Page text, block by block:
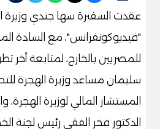
عقدت السفيرة سها جندي وزيرة
"فيديوكونفرانس"، مع السادة
للمصريين بالخارج، لمتابعة أخر
سليمان مساعد وزيرة الهجرة
المستشار المالي لوزيرة
الدكتور فخر الفقي رئيس لجنة